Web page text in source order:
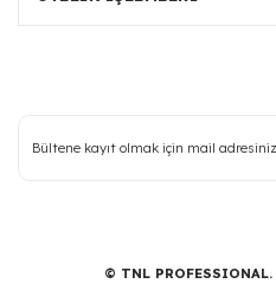
© TNL PROFESSIONAL.